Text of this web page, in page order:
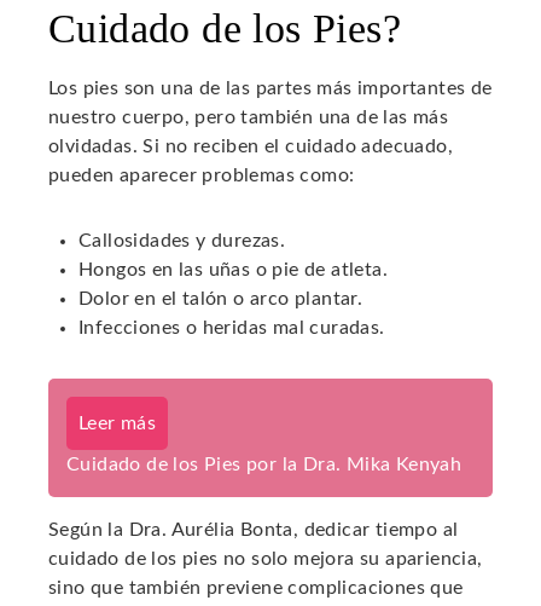
Cuidado de los Pies?
Los pies son una de las partes más importantes de
nuestro cuerpo, pero también una de las más
olvidadas. Si no reciben el cuidado adecuado,
pueden aparecer problemas como:
Callosidades y durezas.
Hongos en las uñas o pie de atleta.
Dolor en el talón o arco plantar.
Infecciones o heridas mal curadas.
Leer más
Cuidado de los Pies por la Dra. Mika Kenyah
Según la Dra. Aurélia Bonta, dedicar tiempo al
cuidado de los pies no solo mejora su apariencia,
sino que también previene complicaciones que